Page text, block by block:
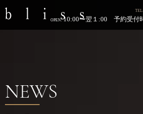
TEL:
OPEN:10:00〜翌１:00 予約受付
NEWS